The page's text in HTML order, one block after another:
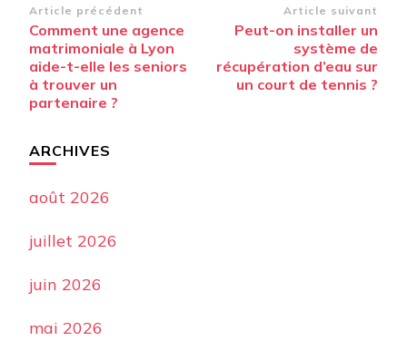
Navigation
d’article
Article précédent
Comment une agence
matrimoniale à Lyon
aide-t-elle les seniors
à trouver un
partenaire ?
Article suivant
Peut-on installer un
système de
récupération d’eau sur
un court de tennis ?
ARCHIVES
août 2026
juillet 2026
juin 2026
mai 2026